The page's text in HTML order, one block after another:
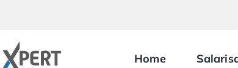
Home